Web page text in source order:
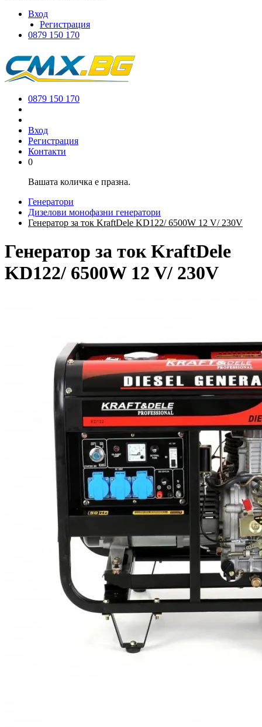
Вход
Регистрация
0879 150 170
0879 150 170
Вход
Регистрация
Контакти
0
Вашата количка е празна.
Генератори
Дизелови монофазни генератори
Генератор за ток KraftDele KD122/ 6500W 12 V/ 230V
Генератор за ток KraftDele
KD122/ 6500W 12 V/ 230V